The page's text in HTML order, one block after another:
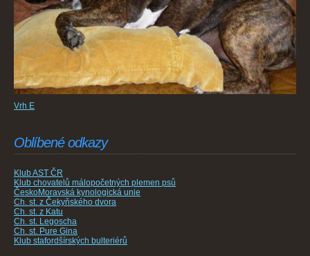
Vrh E
Oblíbené odkazy
Klub AST ČR
Klub chovatelů málopočetných plemen psů
ČeskoMoravská kynologická unie
Ch. st. z Čekyňského dvora
Ch. st. z Katu
Ch. st. Legoscha
Ch. st. Pure Gina
Klub stafordšírských bulteriérů